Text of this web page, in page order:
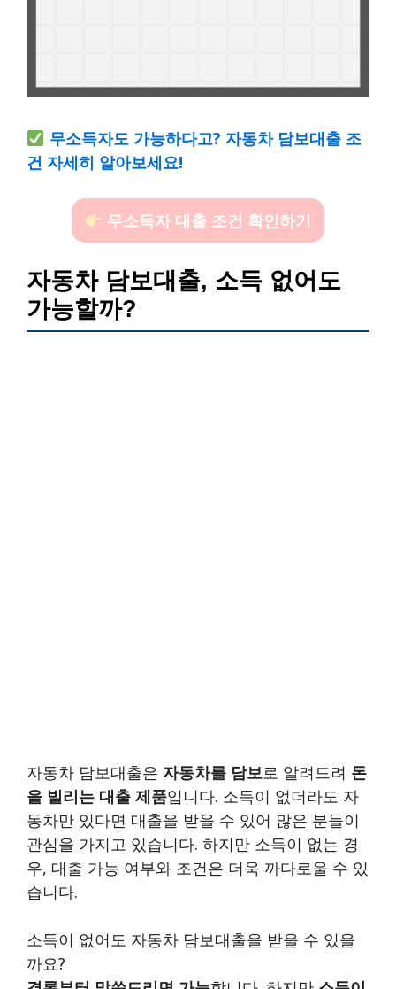
무소득자도 가능하다고? 자동차 담보대출 조
건 자세히 알아보세요!
무소득자 대출 조건 확인하기
자동차 담보대출, 소득 없어도
가능할까?
자동차 담보대출은 자동차를 담보로 알려드려 돈
을 빌리는 대출 제품입니다. 소득이 없더라도 자
동차만 있다면 대출을 받을 수 있어 많은 분들이
관심을 가지고 있습니다. 하지만 소득이 없는 경
우, 대출 가능 여부와 조건은 더욱 까다로울 수 있
습니다.
소득이 없어도 자동차 담보대출을 받을 수 있을
까요?